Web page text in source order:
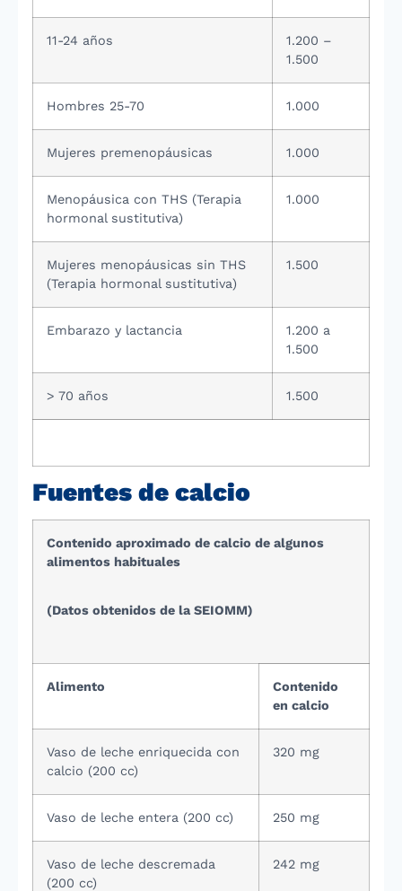
11-24 años
1.200 –
1.500
Hombres 25-70 1.000
Mujeres premenopáusicas 1.000
Menopáusica con THS (Terapia
hormonal sustitutiva)
1.000
Mujeres menopáusicas sin THS
(Terapia hormonal sustitutiva)
1.500
Embarazo y lactancia
1.200 a
1.500
> 70 años 1.500
Fuentes de calcio
Contenido aproximado de calcio de algunos
alimentos habituales
(Datos obtenidos de la SEIOMM)
Alimento
Contenido
en calcio
Vaso de leche enriquecida con
calcio (200 cc)
320 mg
Vaso de leche entera (200 cc) 250 mg
Vaso de leche descremada
(200 cc)
242 mg